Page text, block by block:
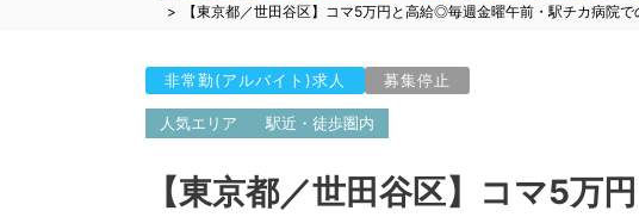
【東京都／世田谷区】コマ5万円と高給◎毎週金曜午前・駅チカ病院
非常勤(アルバイト)求人 募集停止
人気エリア 駅近・徒歩圏内
【東京都／世田谷区】コマ5万